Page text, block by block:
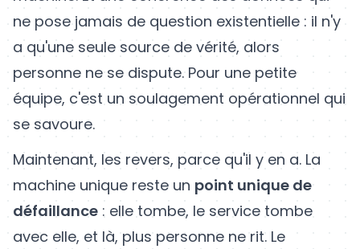
ne pose jamais de question existentielle : il n'y
a qu'une seule source de vérité, alors
personne ne se dispute. Pour une petite
équipe, c'est un soulagement opérationnel qui
se savoure.
Maintenant, les revers, parce qu'il y en a. La
machine unique reste un point unique de
défaillance : elle tombe, le service tombe
avec elle, et là, plus personne ne rit. Le